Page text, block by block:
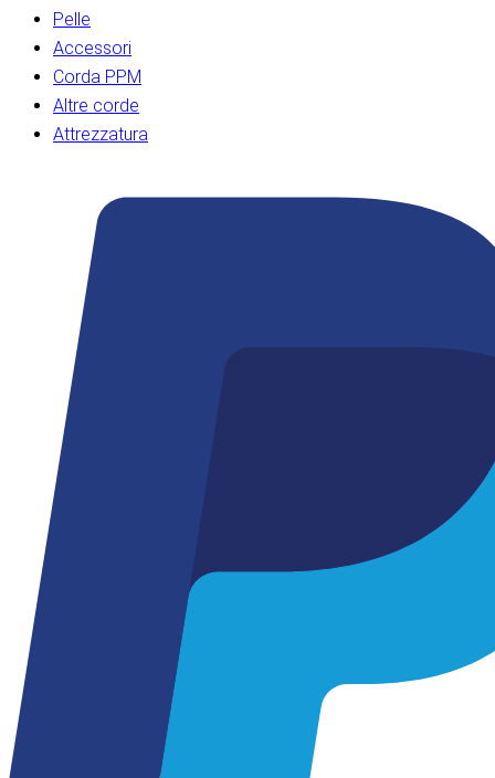
Pelle
Accessori
Corda PPM
Altre corde
Attrezzatura